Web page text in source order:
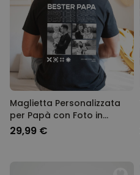
Maglietta Personalizzata
per Papà con Foto in
bianco e nero e testo
29,99 €